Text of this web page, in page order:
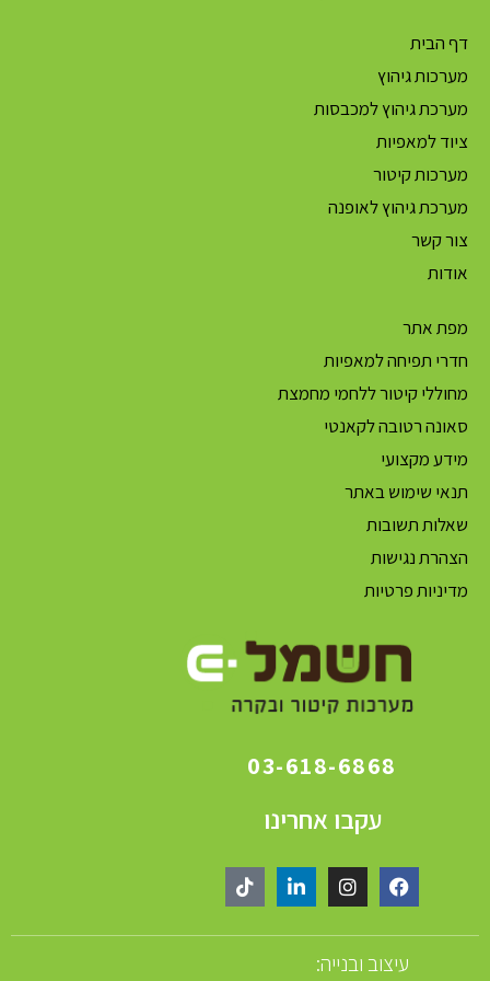
דף הבית
מערכות גיהוץ
מערכת גיהוץ למכבסות
ציוד למאפיות
מערכות קיטור
מערכת גיהוץ לאופנה
צור קשר
אודות
מפת אתר
חדרי תפיחה למאפיות
מחוללי קיטור ללחמי מחמצת
סאונה רטובה לקאנטי
מידע מקצועי
תנאי שימוש באתר
שאלות תשובות
הצהרת נגישות
מדיניות פרטיות
03-618-6868
עקבו אחרינו
עיצוב ובנייה: